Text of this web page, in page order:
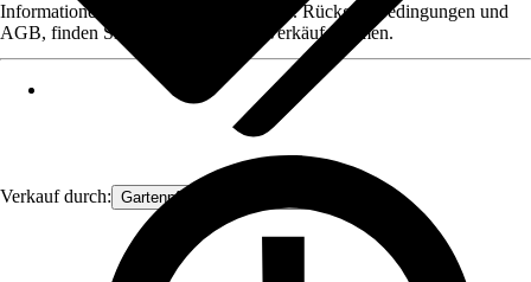
Verkauf durch: Gartenpflanzen Ammerland
Informationen des Verkäufers, wie z. B. Rückgabebedingungen und
AGB, finden Sie bei Klick auf den Verkäufernamen.